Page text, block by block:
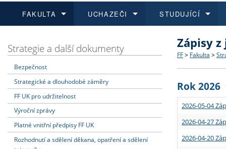
FAKULTA
Dozvědět se více
Struktura
Strategie
Podpora
UCHAZEČI
Podat přihlášku
Co
Učitelské
STUDUJÍCÍ
Dozvědět se více
Rigorózní
Dozvědět se více
O vědě a
Granty a
Dozvědět se více
Aktuální
Strategie a další dokumenty
Bezpečnost
Strategické a dlouhodobé záměry
FF UK pro udržitelnost
Výroční zprávy
Platné vnitřní předpisy FF UK
Rozhodnutí a sdělení děkana, opatření a sdělení
Zápisy
FF > Fakulta >
Rok 2026
2026-05-04
2026-04-27
2026-04-20